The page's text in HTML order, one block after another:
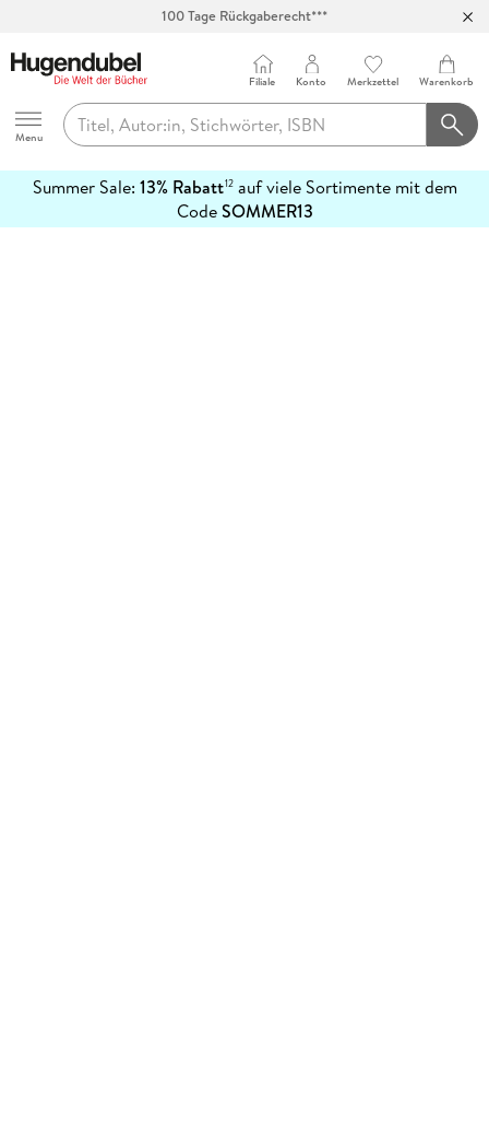
100 Tage Rückgaberecht***
Hugendubel
Menu
Filiale Konto Merkzettel Warenkorb
Summer Sale: 13% Rabatt12auf viele Sortimente mit dem
CodeSOMMER13
erfahren